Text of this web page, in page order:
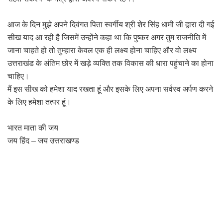
आज के दिन मुझे अपने दिवंगत पिता स्वर्गीय श्री शेर सिंह धामी जी द्वारा दी गई
सीख याद आ रही है जिसमें उन्होंने कहा था कि पुष्कर अगर तुम राजनीति में
जाना चाहते हो तो तुम्हारा केवल एक ही लक्ष्य होना चाहिए और वो लक्ष्य
उत्तराखंड के अंतिम छोर में खड़े व्यक्ति तक विकास की धारा पहुंचाने का होना
चाहिए।
मैं इस सीख को हमेशा याद रखता हूं और इसके लिए अपना सर्वस्व अर्पण करने
के लिए हमेशा तत्पर हूं।
भारत माता की जय
जय हिंद – जय उत्तराखण्ड